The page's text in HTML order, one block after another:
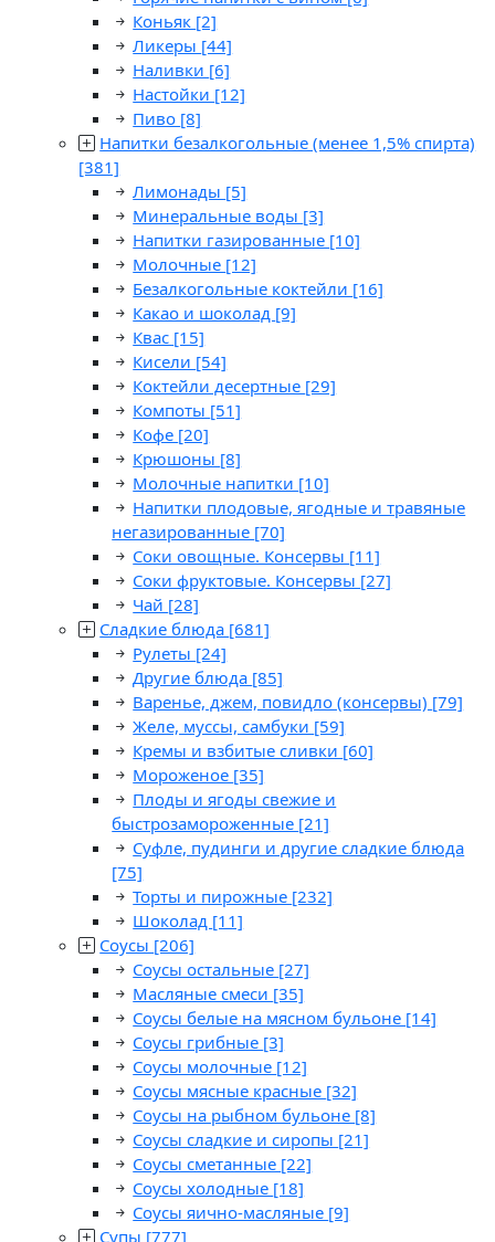
Коньяк [2]
Ликеры [44]
Наливки [6]
Настойки [12]
Пиво [8]
Напитки безалкогольные (менее 1,5% спирта)
[381]
Лимонады [5]
Минеральные воды [3]
Напитки газированные [10]
Молочные [12]
Безалкогольные коктейли [16]
Какао и шоколад [9]
Квас [15]
Кисели [54]
Коктейли десертные [29]
Компоты [51]
Кофе [20]
Крюшоны [8]
Молочные напитки [10]
Напитки плодовые, ягодные и травяные
негазированные [70]
Соки овощные. Консервы [11]
Соки фруктовые. Консервы [27]
Чай [28]
Сладкие блюда [681]
Рулеты [24]
Другие блюда [85]
Варенье, джем, повидло (консервы) [79]
Желе, муссы, самбуки [59]
Кремы и взбитые сливки [60]
Мороженое [35]
Плоды и ягоды свежие и
быстрозамороженные [21]
Суфле, пудинги и другие сладкие блюда
[75]
Торты и пирожные [232]
Шоколад [11]
Соусы [206]
Соусы остальные [27]
Масляные смеси [35]
Соусы белые на мясном бульоне [14]
Соусы грибные [3]
Соусы молочные [12]
Соусы мясные красные [32]
Соусы на рыбном бульоне [8]
Соусы сладкие и сиропы [21]
Соусы сметанные [22]
Соусы холодные [18]
Соусы яично-масляные [9]
Супы [777]